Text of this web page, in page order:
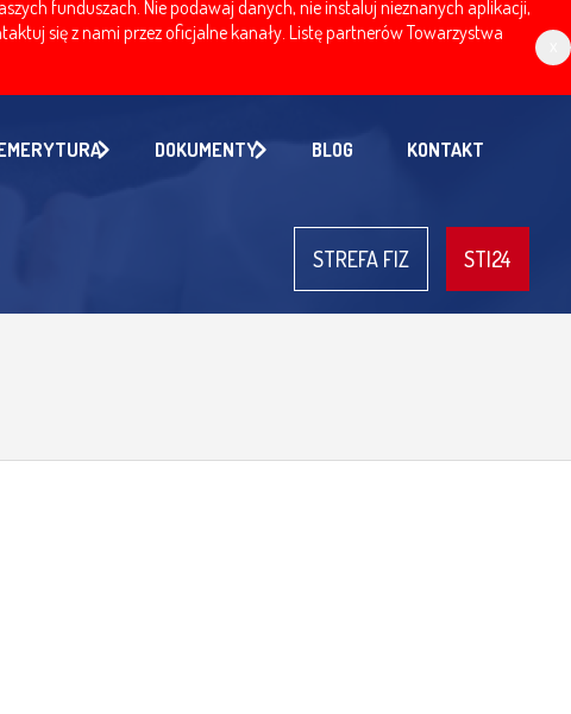
funduszach. Nie podawaj danych, nie instaluj nieznanych aplikacji,
się z nami przez oficjalne kanały. Listę partnerów Towarzystwa
DOKUMENTY BLOG KONTAKT
STREFA FIZ STI24